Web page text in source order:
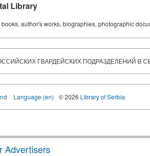
Library
author's works, biographies, photographic
ГВАРДЕЙСКИХ ПОДРАЗДЕЛЕНИЙ В
Language (en) © 2026 Library of Serbia
Advertisers